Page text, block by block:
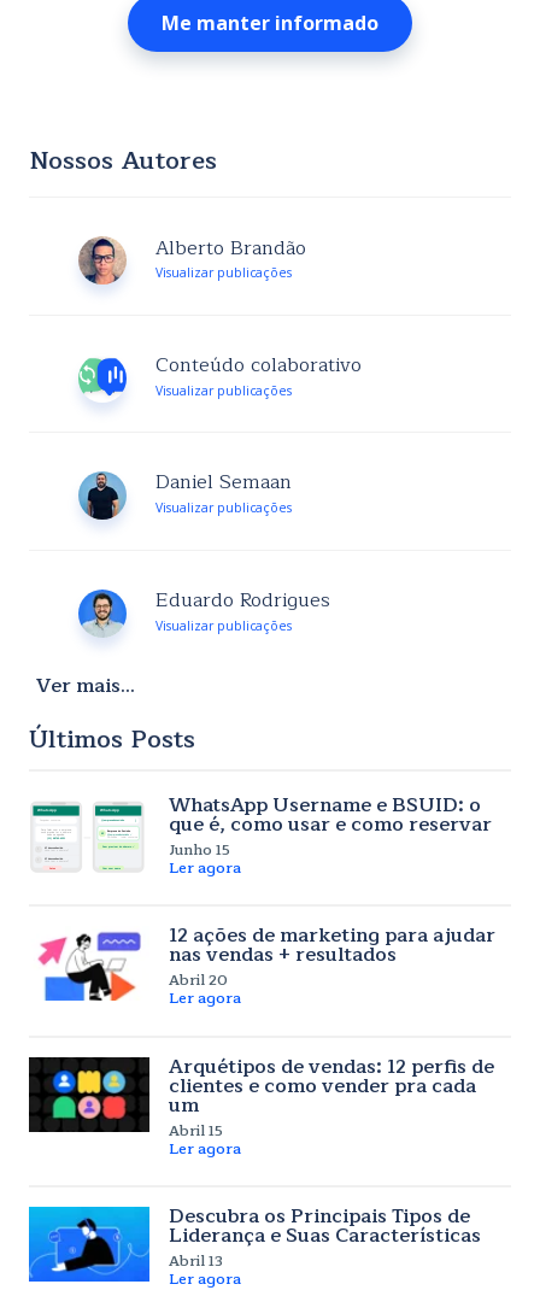
Nossos Autores
Alberto Brandão
Visualizar publicações
Conteúdo colaborativo
Visualizar publicações
Daniel Semaan
Visualizar publicações
Eduardo Rodrigues
Visualizar publicações
Ver mais...
Últimos Posts
WhatsApp Username e BSUID: o
que é, como usar e como reservar
Junho 15
Ler agora
12 ações de marketing para ajudar
nas vendas + resultados
Abril 20
Ler agora
Arquétipos de vendas: 12 perfis de
clientes e como vender pra cada
um
Abril 15
Ler agora
Descubra os Principais Tipos de
Liderança e Suas Características
Abril 13
Ler agora